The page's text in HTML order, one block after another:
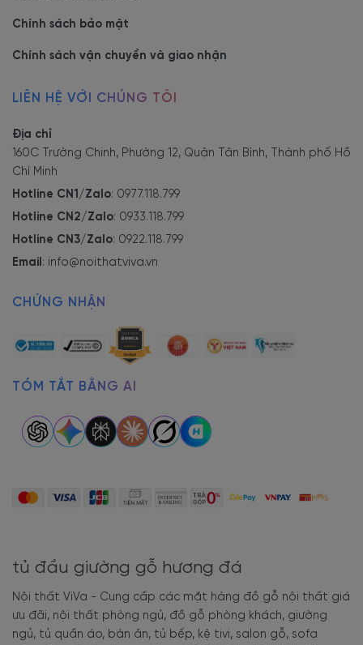
tủ đầu giường gỗ hương đá
Nội thất ViVa - Cung cấp các mặt hàng đồ gỗ nội thất giá
ưu đãi, nội thất phòng ngủ, đồ gỗ phòng khách, giường
ngủ, tủ quần áo, bàn ăn, tủ bếp, kệ tivi, salon gỗ, sofa
Chính sách bảo mật
Chính sách vận chuyển và giao nhận
LIÊN HỆ VỚI CHÚNG TÔI
Địa chỉ
160C Trường Chinh, Phường 12, Quận Tân Bình, Thành phố Hồ
Chí Minh
Hotline CN1/Zalo: 0977.118.799
Hotline CN2/Zalo: 0933.118.799
Hotline CN3/Zalo: 0922.118.799
Email : info@noithatviva.vn
CHỨNG NHẬN
TÓM TẮT BẰNG AI